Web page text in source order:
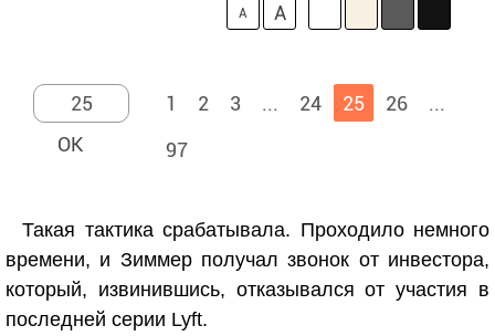
A A
1 2 3 ... 24 25 26
...
97
Такая тактика срабатывала. Проходило немного
времени, и Зиммер получал звонок от инвестора,
который, извинившись, отказывался от участия в
последней серии Lyft.